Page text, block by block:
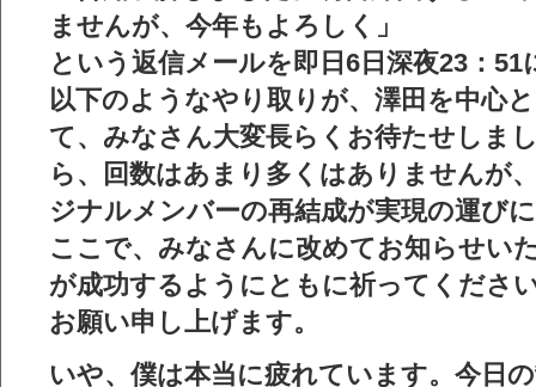
ませんが、今年もよろしく」
という返信メールを即日6日深夜23：51
以下のようなやり取りが、澤田を中心
て、みなさん大変長らくお待たせしま
ら、回数はあまり多くはありませんが
ジナルメンバーの再結成が実現の運び
ここで、みなさんに改めてお知らせい
が成功するようにともに祈ってくださ
お願い申し上げます。
いや、僕は本当に疲れています。今日